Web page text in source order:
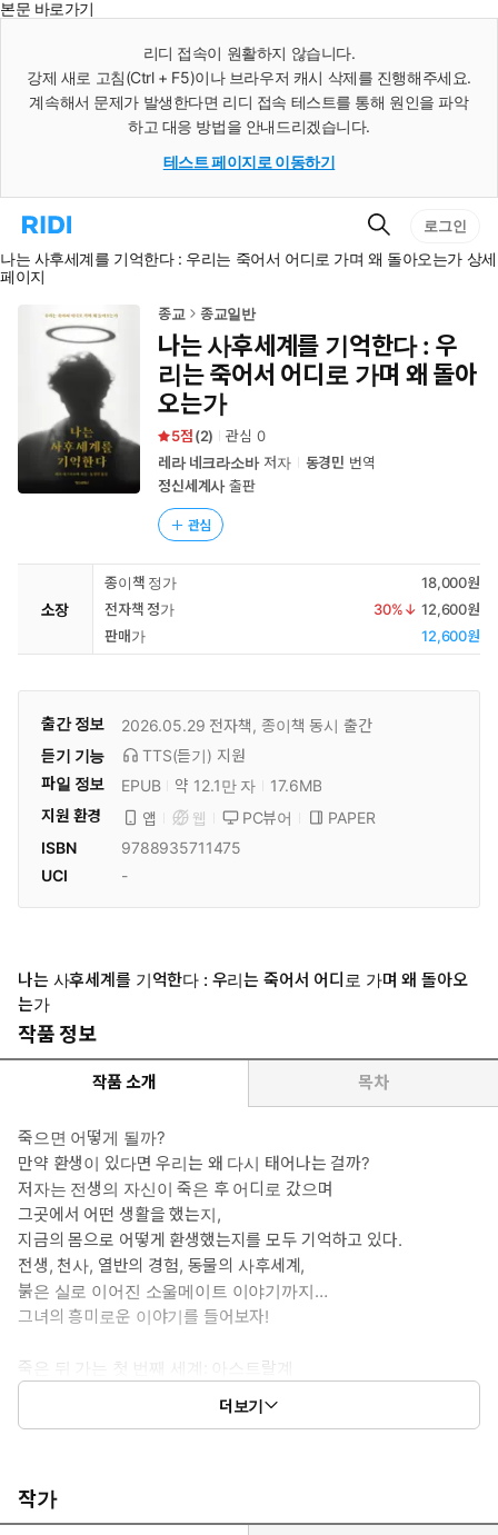
본문 바로가기
리디 접속이 원활하지 않습니다.
강제 새로 고침(Ctrl + F5)이나 브라우저 캐시 삭제를 진행해주세요.
계속해서 문제가 발생한다면 리디 접속 테스트를 통해 원인을 파악
하고 대응 방법을 안내드리겠습니다.
테스트 페이지로 이동하기
리
홈
으
검
색
로그인
나는 사후세계를 기억한다 : 우리는 죽어서 어디로 가며 왜 돌아오는가 상세
페이지
종교 종교일반
나는 사후세계를 기억한다 : 우
리는 죽어서 어디로 가며 왜 돌아
오는가
5 (2) 관심 0
레라 네크라소바저자 동경민 번역
정신세계사출판
관심
소장
종이책 정가
18,000원
전자책 정가
30%↓ 12,600원
판매가
12,600원
출간 정보 2026.05.29 전자책, 종이책 동시 출간
듣기 기능
TTS(듣기) 지원
파일 정보
EPUB 약 12.1만 자
17.6MB
지원 환경
앱 웹 PC뷰어
PAPER
ISBN
9788935711475
UCI
-
나는 사후세계를 기억한다 : 우리는 죽어서 어디로 가며 왜 돌아오
는가
작품 정보
작품 소개 목차
죽으면 어떻게 될까?
만약 환생이 있다면 우리는 왜 다시 태어나는 걸까?
저자는 전생의 자신이 죽은 후 어디로 갔으며
그곳에서 어떤 생활을 했는지,
지금의 몸으로 어떻게 환생했는지를 모두 기억하고 있다.
전생, 천사, 열반의 경험, 동물의 사후세계,
붉은 실로 이어진 소울메이트 이야기까지…
그녀의 흥미로운 이야기를 들어보자!
죽은 뒤 가는 첫 번째 세계: 아스트랄계
이 책의 이야기는 미국 남부의 어느 시골 마을에 살던 남성의 죽음에
서부터 시작된다. 남성의 정체는 바로, 책의 저자인 레라의 전생이
불리는 영적 세계에 머무는데, 이 세계에서는 여전히 지상 세계를 볼
수 있다. 또한 이 세계에서는 생각만으로도 순간 이동을 할 수 있으
더보기
작가